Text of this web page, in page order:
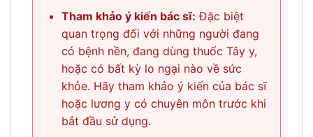
Tham khảo ý kiến bác sĩ: Đặc biệt
quan trọng đối với những người đang
có bệnh nền, đang dùng thuốc Tây y,
hoặc có bất kỳ lo ngại nào về sức
khỏe. Hãy tham khảo ý kiến của bác sĩ
hoặc lương y có chuyên môn trước khi
bắt đầu sử dụng.